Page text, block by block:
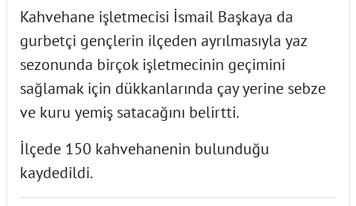
Kahvehane işletmecisi İsmail Başkaya da
gurbetçi gençlerin ilçeden ayrılmasıyla yaz
sezonunda birçok işletmecinin geçimini
sağlamak için dükkanlarında çay yerine sebze
ve kuru yemiş satacağını belirtti.
İlçede 150 kahvehanenin bulunduğu
kaydedildi.